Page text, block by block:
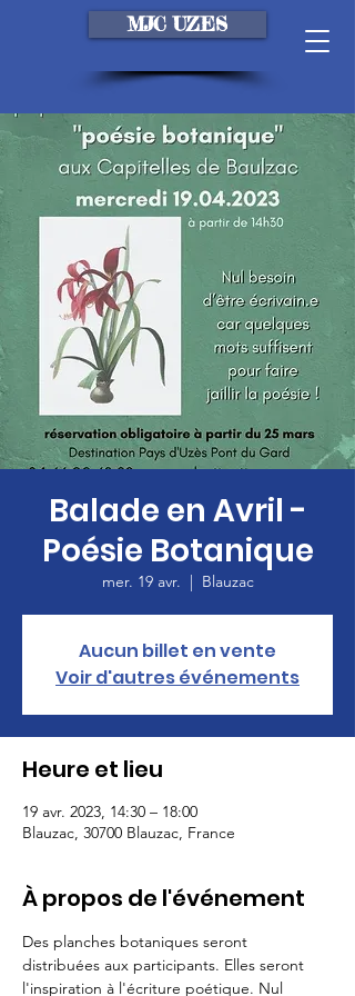
MJC UZES
Balade en Avril -
Poésie Botanique
mer. 19 avr.
  |
Blauzac
Aucun billet en vente
Voir d'autres événements
Heure et lieu
19 avr. 2023, 14:30 – 18:00
Blauzac, 30700 Blauzac, France
À propos de l'événement
Des planches botaniques seront
distribuées aux participants. Elles seront
l'inspiration à l'écriture poétique. Nul